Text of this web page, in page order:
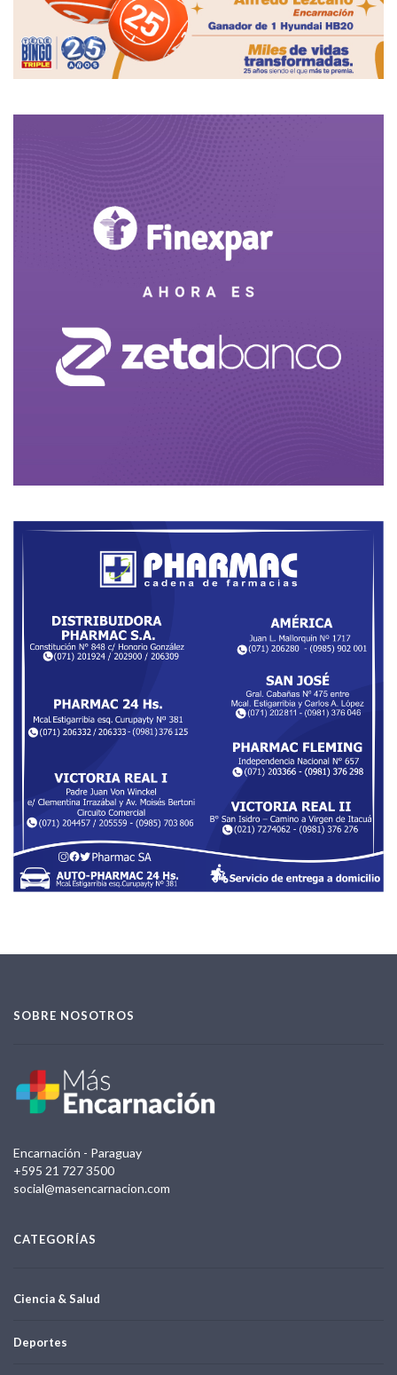
SOBRE NOSOTROS
Encarnación - Paraguay
+595 21 727 3500
social@masencarnacion.com
CATEGORÍAS
Ciencia & Salud
Deportes